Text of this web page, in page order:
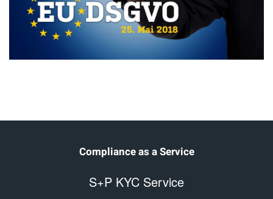
Compliance as a Service
S+P KYC Service